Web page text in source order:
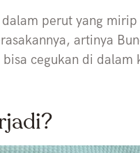
perut yang mirip
artinya
cegukan di dalam